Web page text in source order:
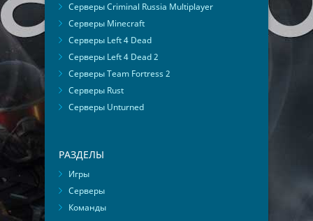
Серверы Criminal Russia Multiplayer
Серверы Minecraft
Серверы Left 4 Dead
Серверы Left 4 Dead 2
Серверы Team Fortress 2
Серверы Rust
Серверы Unturned
РАЗДЕЛЫ
Игры
Серверы
Команды